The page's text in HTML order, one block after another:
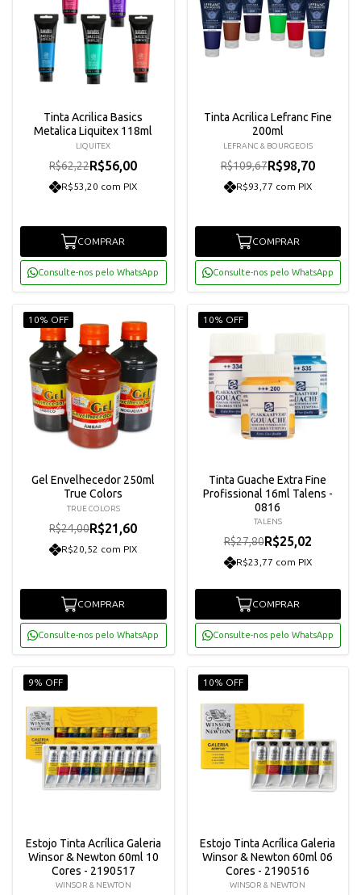
Tinta Acrilica Basics
Metalica Liquitex 118ml
LIQUITEX
R$62,22R$56,00
R$53,20 com PIX
COMPRAR
Consulte-nos pelo WhatsApp
Tinta Acrilica Lefranc Fine
200ml
LEFRANC & BOURGEOIS
R$109,67R$98,70
R$93,77 com PIX
COMPRAR
Consulte-nos pelo WhatsApp
10% OFF
Gel Envelhecedor 250ml
True Colors
TRUE COLORS
R$24,00R$21,60
R$20,52 com PIX
COMPRAR
Consulte-nos pelo WhatsApp
10% OFF
Tinta Guache Extra Fine
Profissional 16ml Talens -
0816
TALENS
R$27,80R$25,02
R$23,77 com PIX
COMPRAR
Consulte-nos pelo WhatsApp
9% OFF
Estojo Tinta Acrílica Galeria
Winsor & Newton 60ml 10
Cores - 2190517
WINSOR & NEWTON
10% OFF
Estojo Tinta Acrílica Galeria
Winsor & Newton 60ml 06
Cores - 2190516
WINSOR & NEWTON